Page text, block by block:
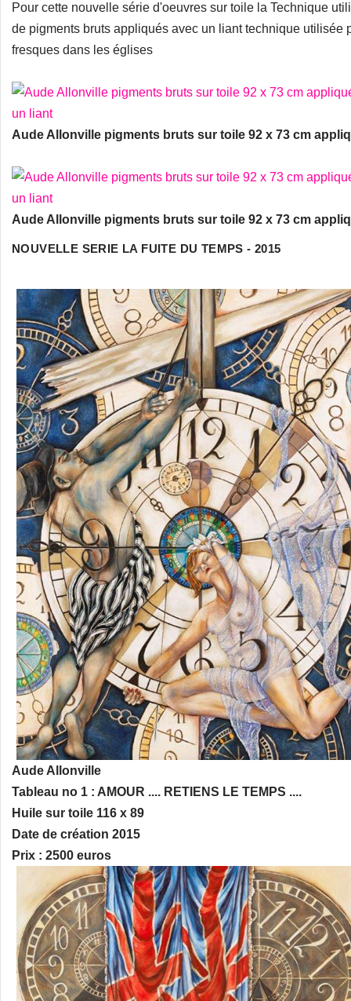
Pour cette nouvelle série d'oeuvres sur toile la Technique
de pigments bruts appliqués avec un liant technique utilisée
fresques dans les églises
Aude Allonville pigments bruts sur toile 92 x 73 cm
Aude Allonville pigments bruts sur toile 92 x 73 cm
NOUVELLE SERIE LA FUITE DU TEMPS - 2015
Aude Allonville
Tableau no 1 : AMOUR .... RETIENS LE TEMPS ....
Huile sur toile 116 x 89
Date de création 2015
Prix : 2500 euros